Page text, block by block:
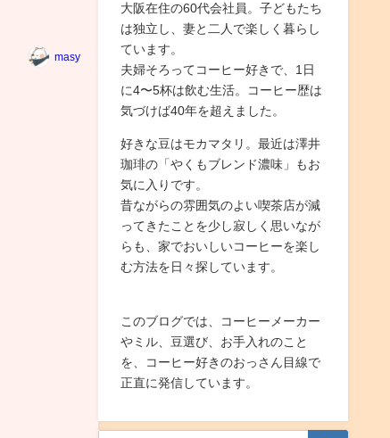
masy
大阪在住の60代会社員。子どもたち
は独立し、妻と二人で楽しく暮らし
ています。
夫婦そろってコーヒー好きで、1日
に4〜5杯は飲む生活。コーヒー歴は
気づけば40年を超えました。
好きな豆はモカマタリ。最近は澤井
珈琲の「やくもブレンド濃味」もお
気に入りです。
昔ながらの雰囲気のよい喫茶店が減
ってきたことを少し寂しく思いなが
らも、家でおいしいコーヒーを楽し
む方法を日々探しています。
このブログでは、コーヒーメーカー
やミル、豆選び、お手入れのこと
を、コーヒー好きのおっさん目線で
正直に発信しています。